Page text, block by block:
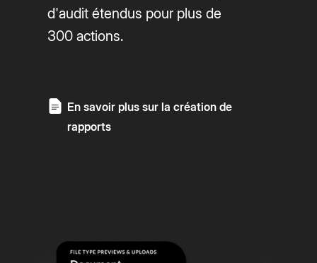
d'audit étendus pour plus de
300 actions.
En savoir plus sur la création de
rapports